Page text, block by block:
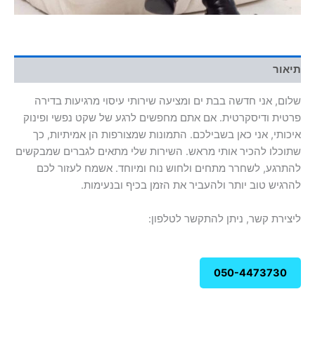
תיאור
שלום, אני חדשה בבת ים ומציעה שירותי עיסוי מרגיעות בדירה
פרטית ודיסקרטית. אם אתם מחפשים לרגע של שקט נפשי ופינוק
איכותי, אני כאן בשבילכם. התמונות שמצורפות הן אמיתיות, כך
שתוכלו להכיר אותי מראש. השירות שלי מתאים לגברים שמבקשים
להתרגע, לשחרר מתחים ולחוש נוח ומיוחד. אשמח לעזור לכם
להרגיש טוב יותר ולהעביר את הזמן בכיף ובנעימות.
ליצירת קשר, ניתן להתקשר לטלפון:
050-4473730